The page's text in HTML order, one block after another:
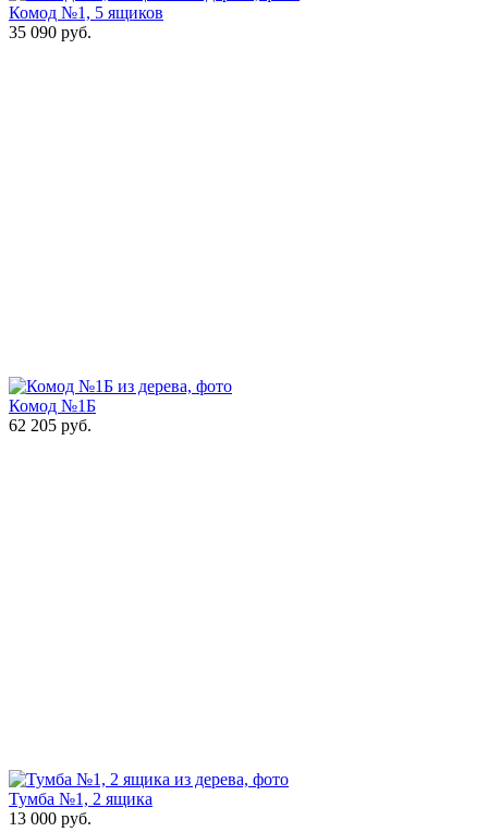
Комод №1, 5 ящиков
35 090 руб.
Комод №1Б
62 205 руб.
Тумба №1, 2 ящика
13 000 руб.